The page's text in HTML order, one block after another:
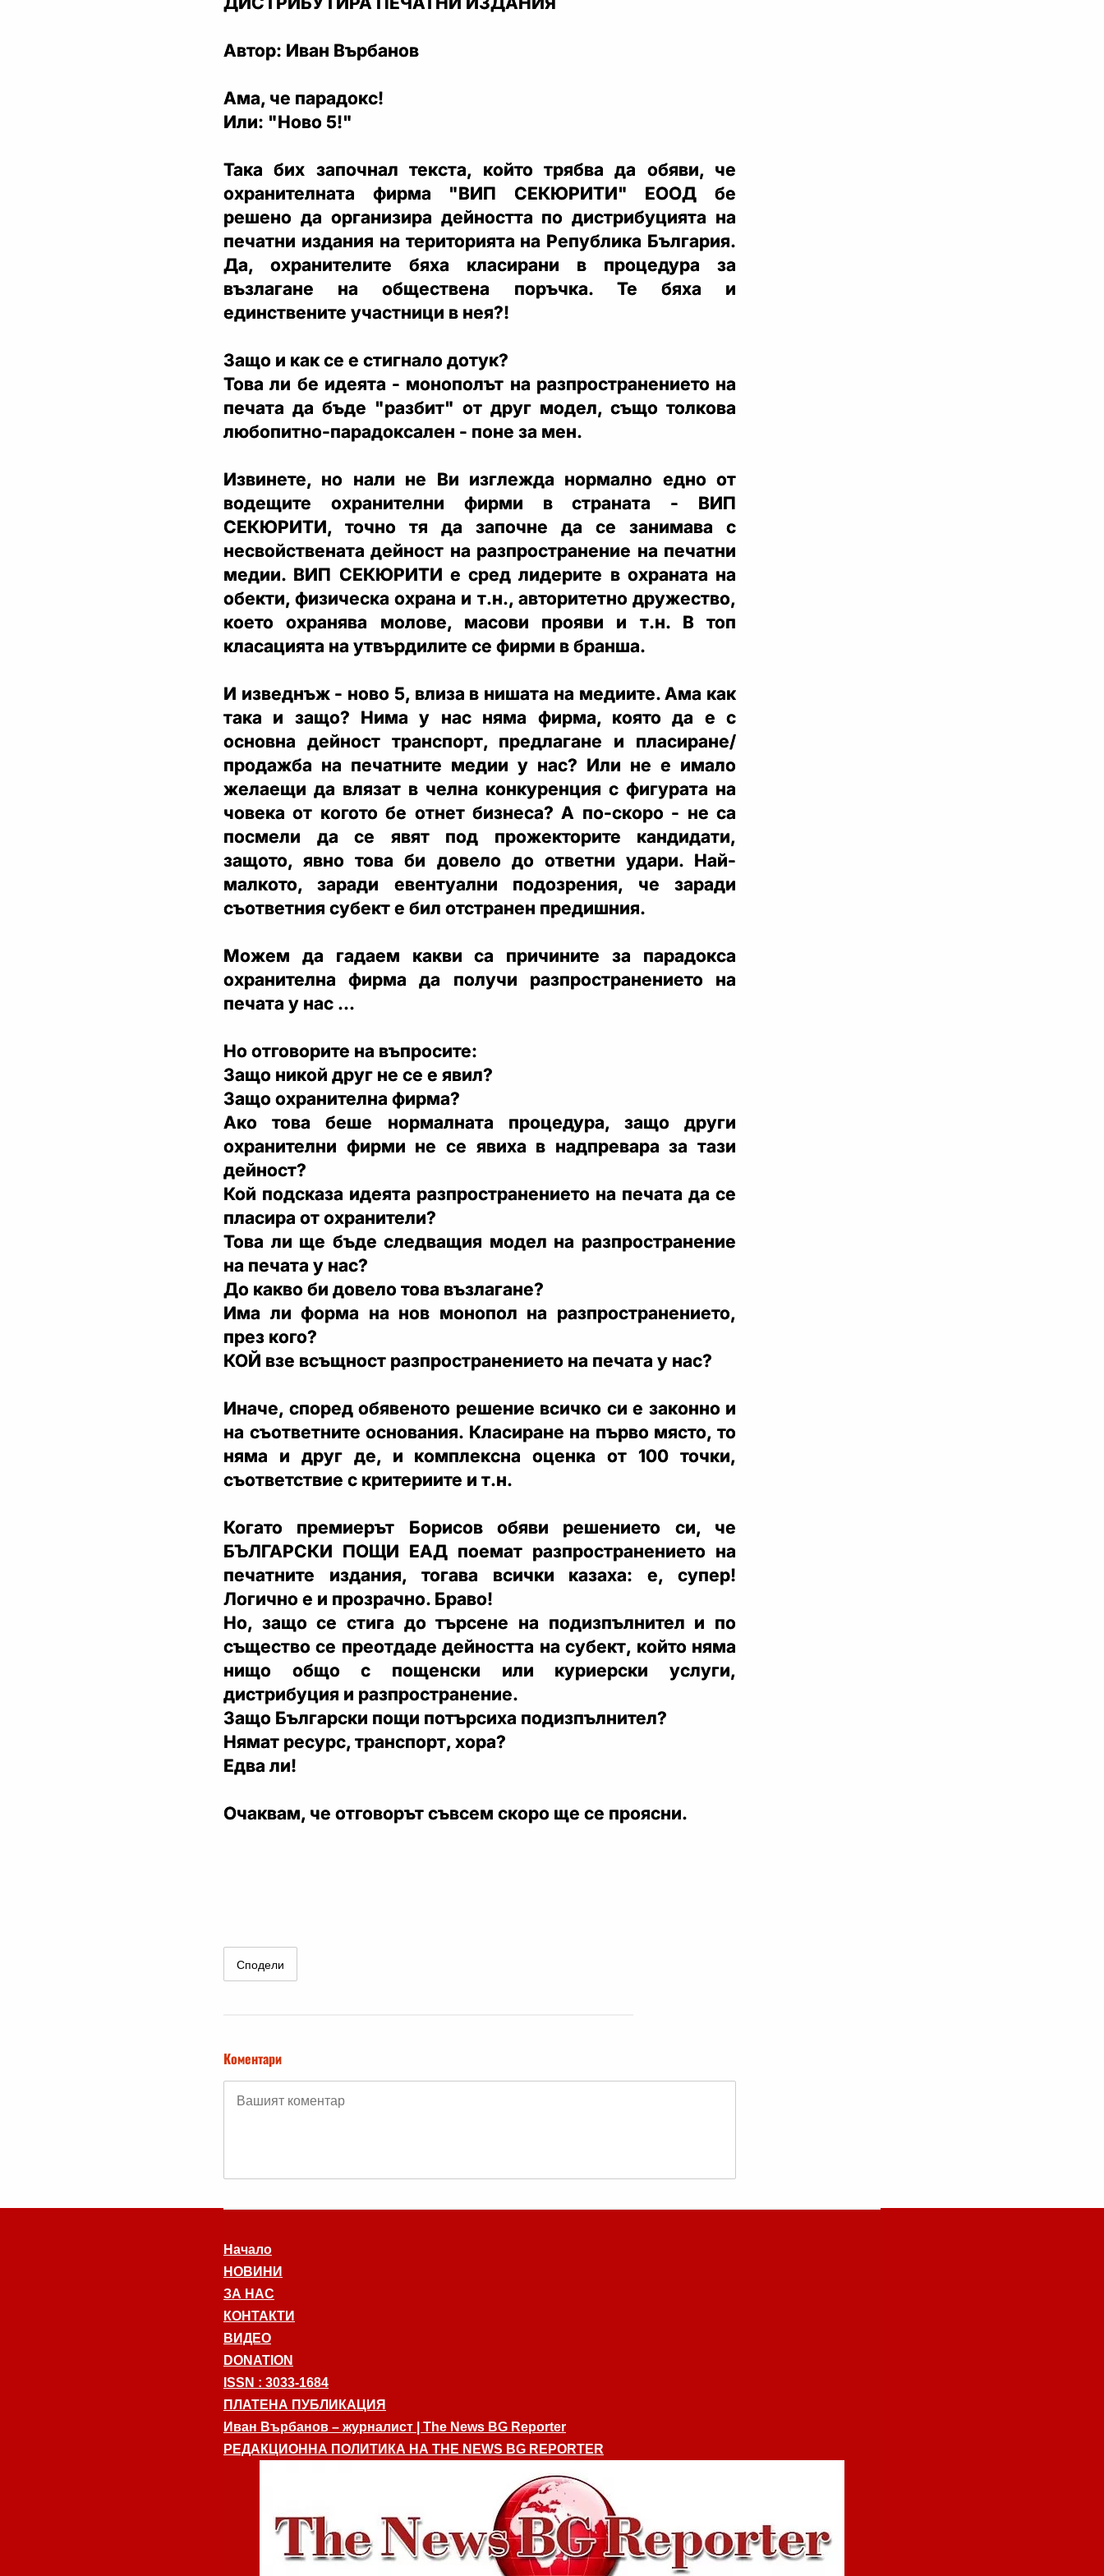
Автор: Иван Върбанов
Ама, че парадокс!
Или: "Ново 5!"
Така бих започнал текста, който трябва да обяви, че
охранителната фирма "ВИП СЕКЮРИТИ" ЕООД бе
решено да организира дейността по дистрибуцията на
печатни издания на територията на Република България.
Да, охранителите бяха класирани в процедура за
възлагане на обществена поръчка. Те бяха и
единствените участници в нея?!
Защо и как се е стигнало дотук?
Това ли бе идеята - монополът на разпространението на
печата да бъде "разбит" от друг модел, също толкова
любопитно-парадоксален - поне за мен.
Извинете, но нали не Ви изглежда нормално едно от
водещите охранителни фирми в страната - ВИП
СЕКЮРИТИ, точно тя да започне да се занимава с
несвойствената дейност на разпространение на печатни
медии. ВИП СЕКЮРИТИ е сред лидерите в охраната на
обекти, физическа охрана и т.н., авторитетно дружество,
което охранява молове, масови прояви и т.н. В топ
класацията на утвърдилите се фирми в бранша.
И изведнъж - ново 5, влиза в нишата на медиите. Ама как
така и защо? Нима у нас няма фирма, която да е с
основна дейност транспорт, предлагане и пласиране/
продажба на печатните медии у нас? Или не е имало
желаещи да влязат в челна конкуренция с фигурата на
човека от когото бе отнет бизнеса? А по-скоро - не са
посмели да се явят под прожекторите кандидати,
защото, явно това би довело до ответни удари. Най-
малкото, заради евентуални подозрения, че заради
съответния субект е бил отстранен предишния.
Можем да гадаем какви са причините за парадокса
охранителна фирма да получи разпространението на
печата у нас ...
Но отговорите на въпросите:
Защо никой друг не се е явил?
Защо охранителна фирма?
Ако това беше нормалната процедура, защо други
охранителни фирми не се явиха в надпревара за тази
дейност?
Кой подсказа идеята разпространението на печата да се
пласира от охранители?
Това ли ще бъде следващия модел на разпространение
на печата у нас?
До какво би довело това възлагане?
Има ли форма на нов монопол на разпространението,
през кого?
КОЙ взе всъщност разпространението на печата у нас?
Иначе, според обявеното решение всичко си е законно и
на съответните основания. Класиране на първо място, то
няма и друг де, и комплексна оценка от 100 точки,
съответствие с критериите и т.н.
Когато премиерът Борисов обяви решението си, че
БЪЛГАРСКИ ПОЩИ ЕАД поемат разпространението на
печатните издания, тогава всички казаха: е, супер!
Логично е и прозрачно. Браво!
Но, защо се стига до търсене на подизпълнител и по
същество се преотдаде дейността на субект, който няма
нищо общо с пощенски или куриерски услуги,
дистрибуция и разпространение.
Защо Български пощи потърсиха подизпълнител?
Нямат ресурс, транспорт, хора?
Едва ли!
Очаквам, че отговорът съвсем скоро ще се проясни.
Сподели
Коментари
Начало
НОВИНИ
ЗА НАС
КОНТАКТИ
ВИДЕО
DONATION
ISSN : 3033-1684
ПЛАТЕНА ПУБЛИКАЦИЯ
Иван Върбанов – журналист | The News BG Reporter
РЕДАКЦИОННА ПОЛИТИКА НА THE NEWS BG REPORTER